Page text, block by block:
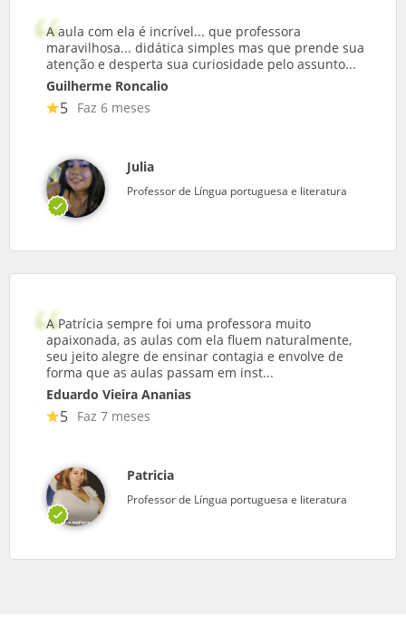
A aula com ela é incrível... que professora
maravilhosa... didática simples mas que prende sua
atenção e desperta sua curiosidade pelo assunto...
Guilherme Roncalio
5 Faz 6 meses
Julia
Professor de Língua portuguesa e literatura
A Patrícia sempre foi uma professora muito
apaixonada, as aulas com ela fluem naturalmente,
seu jeito alegre de ensinar contagia e envolve de
forma que as aulas passam em inst...
Eduardo Vieira Ananias
5 Faz 7 meses
Patricia
Professor de Língua portuguesa e literatura